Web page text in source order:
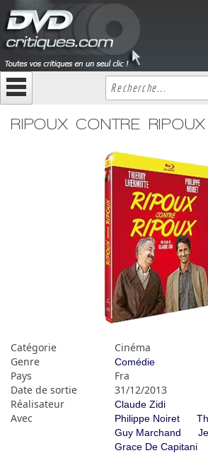
RIPOUX CONTRE RIPOUX
Catégorie
Cinéma
Genre
Comédie
Pays
Fra
Date de sortie
31/12/2013
Réalisateur
Claude Zidi
Avec Philippe Noiret
Guy Marchand
Grace De Capitani